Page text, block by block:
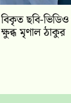
বিকৃত ছবি-
ক্ষুব্ধ মৃণাল ঠাকুর